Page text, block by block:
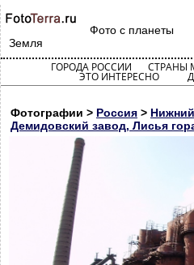
Фото с планеты
Земля
ГОРОДА РОССИИ СТРАНЫ
ЭТО ИНТЕРЕСНО
Фотографии > Россия >
Демидовский завод, Лисья